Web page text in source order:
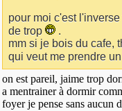
pour moi c'est
de trop
.
mm si je bois du cafe,
qui veut me prendre
on est pareil, jaime trop
a mentrainer à dormir
foyer je pense sans aucun